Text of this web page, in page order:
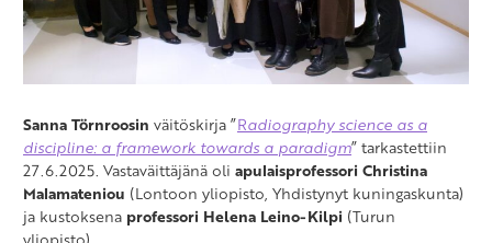
Sanna Törnroosin väitöskirja ”Radiography science as a
discipline: a framework towards a paradigm” tarkastettiin
27.6.2025. Vastaväittäjänä oli apulaisprofessori Christina
Malamateniou (Lontoon yliopisto, Yhdistynyt kuningaskunta)
ja kustoksena professori Helena Leino-Kilpi (Turun